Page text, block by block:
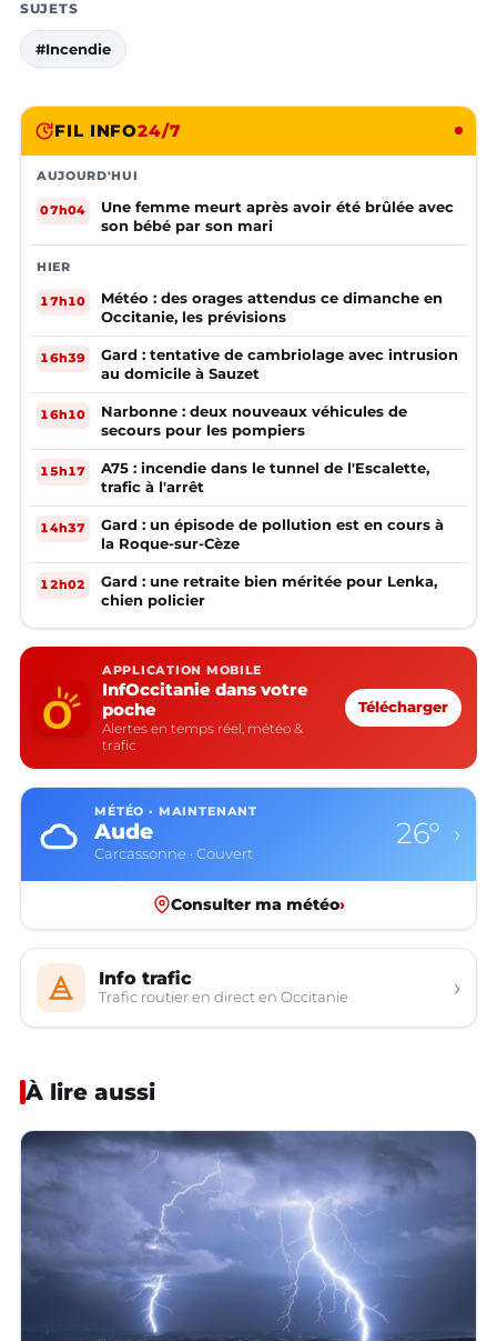
SUJETS
#Incendie
FIL INFO24/7
AUJOURD'HUI
07h04
Une femme meurt après avoir été brûlée avec
son bébé par son mari
HIER
17h10
Météo : des orages attendus ce dimanche en
Occitanie, les prévisions
16h39
Gard : tentative de cambriolage avec intrusion
au domicile à Sauzet
16h10
Narbonne : deux nouveaux véhicules de
secours pour les pompiers
15h17
A75 : incendie dans le tunnel de l'Escalette,
trafic à l'arrêt
14h37
Gard : un épisode de pollution est en cours à
la Roque-sur-Cèze
12h02
Gard : une retraite bien méritée pour Lenka,
chien policier
APPLICATION MOBILE
InfOccitanie dans votre
poche
Alertes en temps réel, météo &
trafic
Télécharger
MÉTÉO · MAINTENANT
Aude
Carcassonne · Couvert
26° ›
Consulter ma météo›
Info trafic
Trafic routier en direct en Occitanie ›
À lire aussi